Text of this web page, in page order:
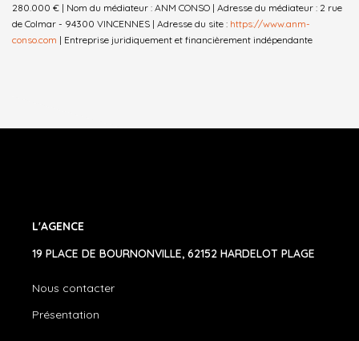
280.000 € | Nom du médiateur : ANM CONSO | Adresse du médiateur : 2 rue
de Colmar - 94300 VINCENNES | Adresse du site : https://www.anm-
conso.com | Entreprise juridiquement et financièrement indépendante
L'AGENCE
19 PLACE DE BOURNONVILLE, 62152 HARDELOT PLAGE
Nous contacter
Présentation